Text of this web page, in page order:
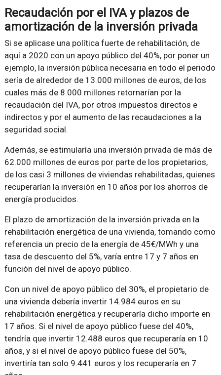
Recaudación por el IVA y plazos de
amortización de la inversión privada
Si se aplicase una política fuerte de rehabilitación, de
aquí a 2020 con un apoyo público del 40%, por poner un
ejemplo, la inversión pública necesaria en todo el periodo
sería de alrededor de 13.000 millones de euros, de los
cuales más de 8.000 millones retornarían por la
recaudación del IVA, por otros impuestos directos e
indirectos y por el aumento de las recaudaciones a la
seguridad social.
Además, se estimularía una inversión privada de más de
62.000 millones de euros por parte de los propietarios,
de los casi 3 millones de viviendas rehabilitadas, quienes
recuperarían la inversión en 10 años por los ahorros de
energía producidos.
El plazo de amortización de la inversión privada en la
rehabilitación energética de una vivienda, tomando como
referencia un precio de la energía de 45€/MWh y una
tasa de descuento del 5%, varía entre 17 y 7 años en
función del nivel de apoyo público.
Con un nivel de apoyo público del 30%, el propietario de
una vivienda debería invertir 14.984 euros en su
rehabilitación energética y recuperaría dicho importe en
17 años. Si el nivel de apoyo público fuese del 40%,
tendría que invertir 12.488 euros que recuperaría en 10
años, y si el nivel de apoyo público fuese del 50%,
invertiría tan solo 9.441 euros y los recuperaría en 7